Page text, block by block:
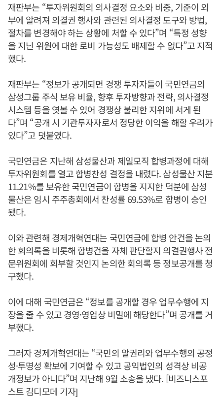
재판부는 “투자위원회의 의사결정 요소와 비중, 기준이 외
부에 알려져 의결권 행사와 관련된 의사결정 도구와 방법,
절차를 변경해야 하는 상황에 처할 수 있다”며 “특정 성향
을 지닌 위원에 대한 로비 가능성도 배제할 수 없다”고 지적
했다.
재판부는 “정보가 공개되면 경쟁 투자자들이 국민연금의
삼성그룹 주식 보유 비율, 향후 투자방향과 전략, 의사결정
시스템 등을 엿볼 수 있어 경쟁상 불리한 지위에 서게 된
다”며 “공개 시 기관투자자로서 정당한 이익을 해할 우려가
있다”고 덧붙였다.
국민연금은 지난해 삼성물산과 제일모직 합병과정에 대해
투자위원회를 열고 합병찬성 결정을 내렸다. 삼성물산 지분
11.21%를 보유한 국민연금이 합병을 지지한 덕분에 삼성
물산은 임시 주주총회에서 찬성률 69.53%로 합병이 승인
됐다.
이와 관련해 경제개혁연대는 국민연금에 합병 안건을 논의
한 회의록을 비롯해 합병건을 자체 판단할지 의결권행사 전
문위원회에 회부할 것인지 논의한 회의록 등 정보공개를 청
구했다.
이에 대해 국민연금은 “정보를 공개할 경우 업무수행에 지
장을 줄 수 있고 경영·영업상 비밀에 해당한다”며 공개를 거
부했다.
그러자 경제개혁연대는 “국민의 알권리와 업무수행의 공정
성·투명성 확보에 기여할 수 있고 공익법인의 성격상 비공
개정보가 아니다”며 지난해 9월 소송을 냈다. [비즈니스포
스트 김디모데 기자]